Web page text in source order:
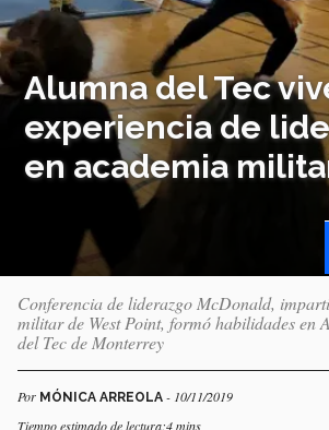
Alumna del Tec
experiencia de
en academia
Conferencia de liderazgo McDonald,
militar de West Point, formó habilidades en
del Tec de Monterrey
Por MÓNICA ARREOLA - 10/11/2019
Tiempo estimado de lectura:4 mins